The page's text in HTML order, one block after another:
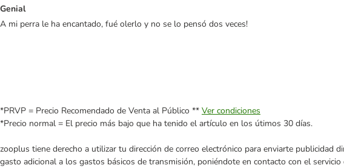
Genial
A mi perra le ha encantado, fué olerlo y no se lo pensó dos veces!
*PRVP = Precio Recomendado de Venta al Público ** Ver condiciones
*Precio normal = El precio más bajo que ha tenido el artículo en los útimos 30 días.
zooplus tiene derecho a utilizar tu dirección de correo electrónico para enviarte
gasto adicional a los gastos básicos de transmisión, poniéndote en contacto con el